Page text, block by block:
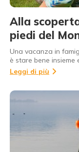
Alla
piedi del
Una vacanza in
è stare bene insieme
Leggi di più